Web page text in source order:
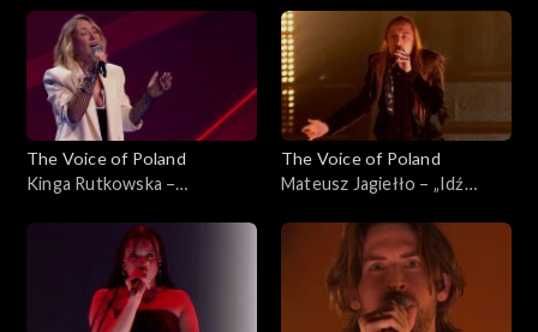
Poland”, Live 3, 22 listopada
2025
Poland”, Live 2, 15 listopada
2025
The Voice of Poland
Kinga Rutkowska –
of Poland”, Live 2, 15
listopada 2025
The Voice of Poland
Mateusz Jagiełło – „Idź
Live 2, 15 listopada 2025